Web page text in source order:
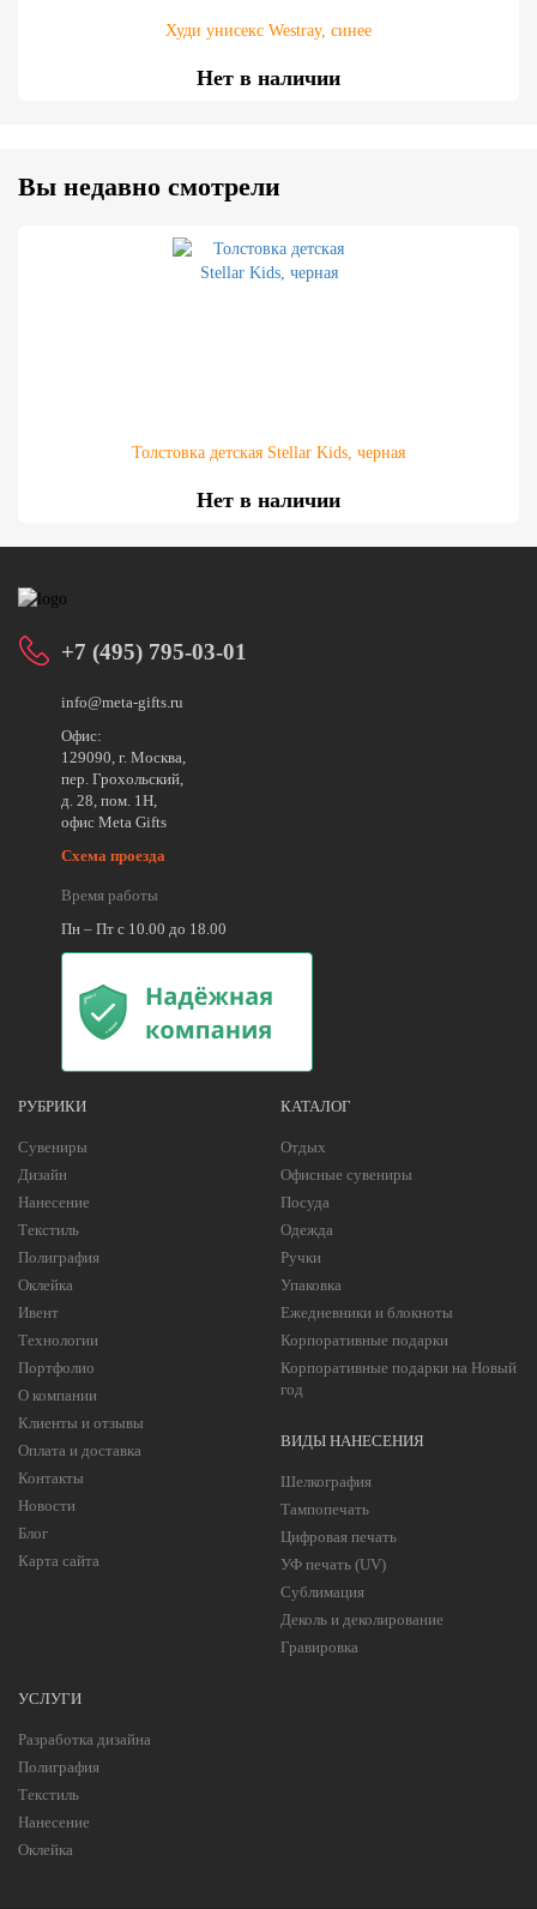
Худи унисекс Westray, синее
Нет в наличии
Вы недавно смотрели
Толстовка детская Stellar Kids, черная
Нет в наличии
+7 (495) 795-03-01
info@meta-gifts.ru
Офис:
129090, г. Москва,
пер. Грохольский,
д. 28, пом. 1Н,
офис Meta Gifts
Схема проезда
Время работы
Пн – Пт с 10.00 до 18.00
РУБРИКИ
Сувениры
Дизайн
Нанесение
Текстиль
Полиграфия
Оклейка
Ивент
Технологии
Портфолио
О компании
Клиенты и отзывы
Оплата и доставка
Контакты
Новости
Блог
Карта сайта
КАТАЛОГ
Отдых
Офисные сувениры
Посуда
Одежда
Ручки
Упаковка
Ежедневники и блокноты
Корпоративные подарки
Корпоративные подарки на Новый
год
ВИДЫ НАНЕСЕНИЯ
Шелкография
Тампопечать
Цифровая печать
УФ печать (UV)
Сублимация
Деколь и деколирование
Гравировка
УСЛУГИ
Разработка дизайна
Полиграфия
Текстиль
Нанесение
Оклейка